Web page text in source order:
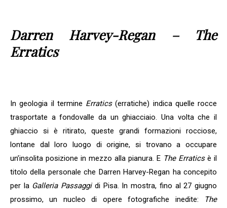
Darren Harvey-Regan – The
Erratics
In geologia il termine Erratics(erratiche) indica quelle rocce
trasportate a fondovalle da un ghiacciaio. Una volta che il
ghiaccio si è ritirato, queste grandi formazioni rocciose,
lontane dal loro luogo di origine, si trovano a occupare
un’insolita posizione in mezzo alla pianura. E The Erraticsè il
titolo della personale che Darren Harvey-Regan ha concepito
per la Galleria Passaggidi Pisa. In mostra, fino al 27 giugno
prossimo, un nucleo di opere fotografiche inedite:
The